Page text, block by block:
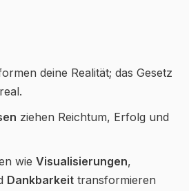
deine Realität; das Gesetz
ziehen Reichtum, Erfolg und
wie Visualisierungen,
Dankbarkeit transformieren